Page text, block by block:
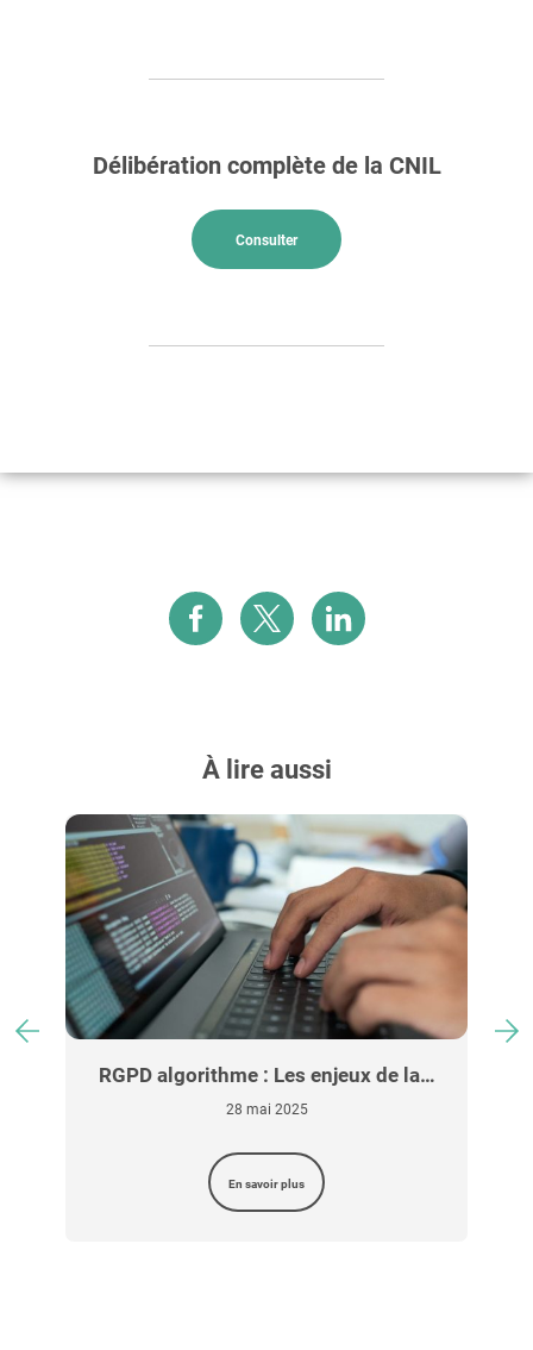
Délibération complète de la CNIL
Consulter
À lire aussi
RGPD algorithme : Les enjeux de la…
28 mai 2025
En savoir plus